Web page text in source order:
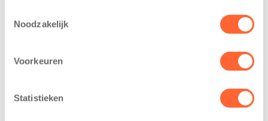
Noodzakelijk
Voorkeuren
Statistieken
Westerburcht in
kregen een…
belangrijke stap